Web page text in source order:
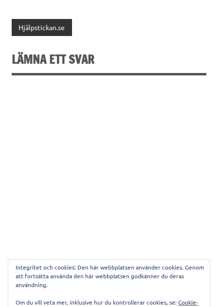
Hjälpstickan.se
LÄMNA ETT SVAR
skräppost.Lär dig om hur din kommentarsdata
Integritet och cookies: Den här webbplatsen använder cookies. Genom
att fortsätta använda den här webbplatsen godkänner du deras
användning.
Om du vill veta mer, inklusive hur du kontrollerar cookies, se:Cookie-